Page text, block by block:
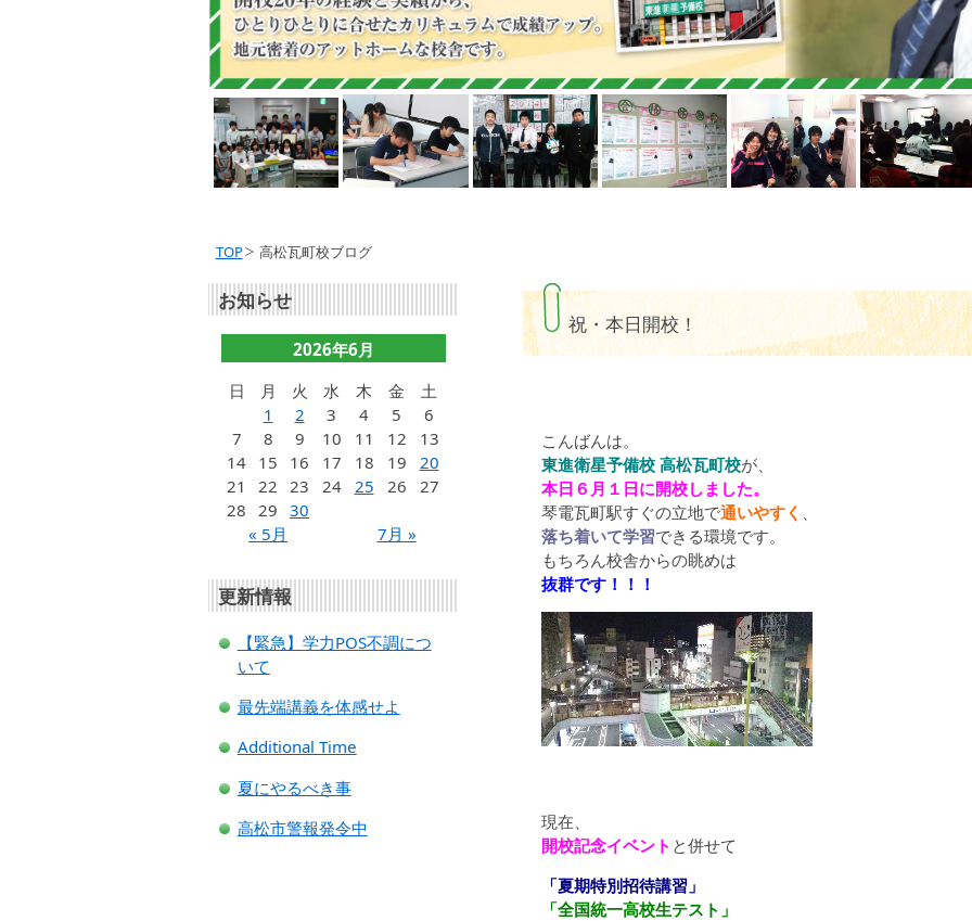
TOP 高松瓦町校ブログ
祝・本日開校！
こんばんは。
東進衛星予備校 高松瓦町校が、
本日６月１日に開校しました。
琴電瓦町駅すぐの立地で通いやすく
落ち着いて学習できる環境です。
もちろん校舎からの眺めは
抜群です！！！
現在、
開校記念イベント と併せて
「夏期特別招待講習」
「全国統一高校生テスト」
お知らせ
2026年6月
日
月 火 水 木 金 土
« 5月 7月 »
1 2 3 4 5
6
7
8 9 10 11 12
13
14 15 16 17 18 19
20
21
22 23 24 25 26
27
28 29 30
更新情報
【緊急】学力POS不調につ
いて
最先端講義を体感せよ
Additional Time
夏にやるべき事
高松市警報発令中